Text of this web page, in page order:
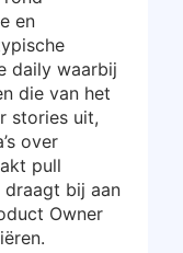
en
daily waarbij
die van het
stories uit,
over
pull
draagt bij aan
Owner